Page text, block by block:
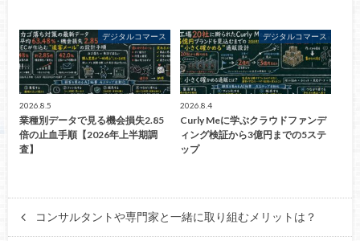
デジタルコマース
2026.8.5
業種別データで見る機会損失2.85
倍の止血手順【2026年上半期調
査】
デジタルコマース
2026.8.4
Curly Meに学ぶクラウドファンデ
ィング検証から3億円までの5ステ
ップ
コンサルタントや専門家と一緒に取り組むメリットは？